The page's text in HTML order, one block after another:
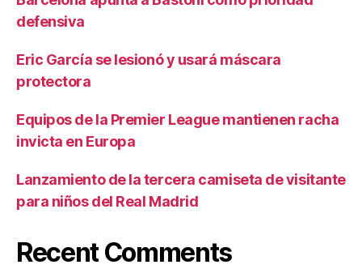
defensiva
Eric García se lesionó y usará máscara
protectora
Equipos de la Premier League mantienen racha
invicta en Europa
Lanzamiento de la tercera camiseta de visitante
para niños del Real Madrid
Recent Comments